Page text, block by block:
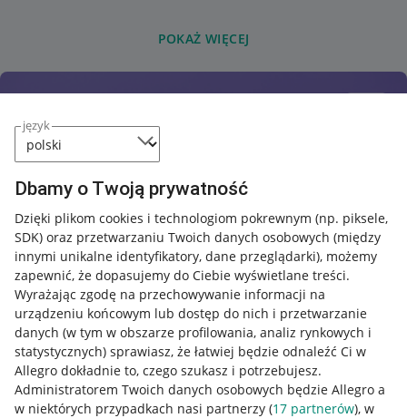
język
Dbamy o Twoją prywatność
Dzięki plikom cookies i technologiom pokrewnym (np. piksele,
SDK) oraz przetwarzaniu Twoich danych osobowych (między
innymi unikalne identyfikatory, dane przeglądarki), możemy
zapewnić, że dopasujemy do Ciebie wyświetlane treści.
Wyrażając zgodę na przechowywanie informacji na
urządzeniu końcowym lub dostęp do nich i przetwarzanie
danych (w tym w obszarze profilowania, analiz rynkowych i
statystycznych) sprawiasz, że łatwiej będzie odnaleźć Ci w
Allegro dokładnie to, czego szukasz i potrzebujesz.
Administratorem Twoich danych osobowych będzie Allegro a
w niektórych przypadkach nasi partnerzy (17 partnerów), w
POKAŻ WIĘCEJ